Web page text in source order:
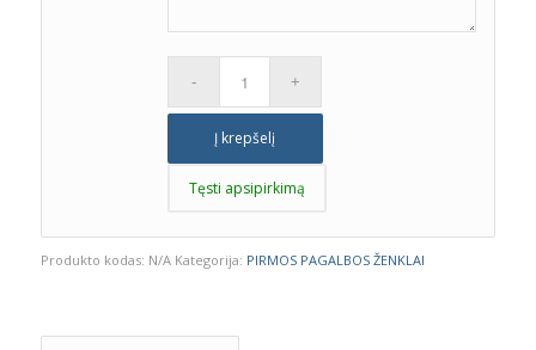
Į krepšelį
Tęsti apsipirkimą
Produkto kodas: N/A Kategorija: PIRMOS PAGALBOS ŽENKLAI